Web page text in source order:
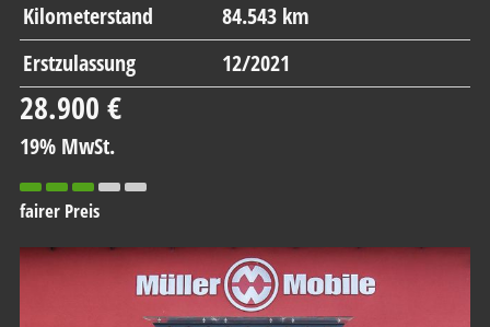
Kilometerstand
84.543 km
Erstzulassung
12/2021
28.900 €
19% MwSt.
fairer Preis